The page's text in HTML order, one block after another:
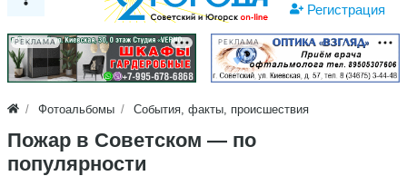
Регистрация
РЕКЛАМА РЕКЛАМА
Фотоальбомы События, факты, происшествия
Пожар в Советском — по
популярности